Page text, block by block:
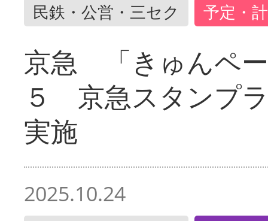
民鉄・公営・三セク 予定・
京急 「きゅんペ
５ 京急スタンプ
実施
2025.10.24